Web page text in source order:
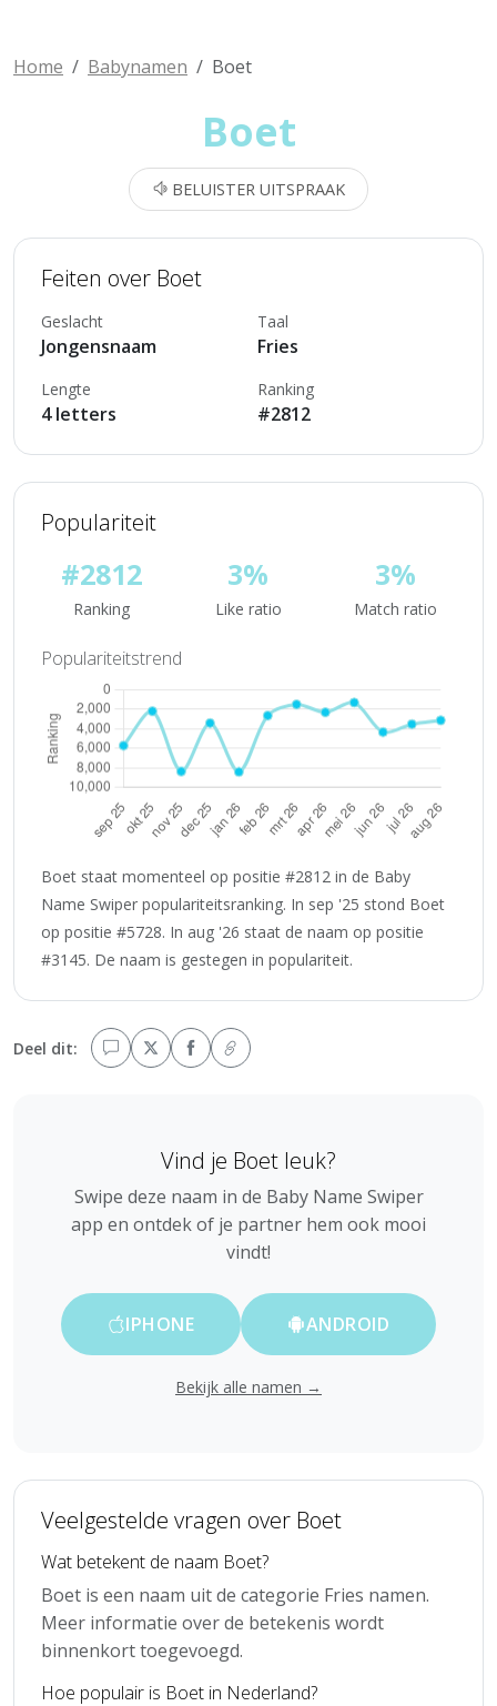
Home Babynamen Boet
Boet
BELUISTER UITSPRAAK
Feiten over Boet
Geslacht
Jongensnaam
Taal
Fries
Lengte
4 letters
Ranking
#2812
Populariteit
#2812
Ranking
3%
Like ratio
3%
Match ratio
Populariteitstrend
Boet staat momenteel op positie #2812 in de Baby
Name Swiper populariteitsranking. In sep '25 stond Boet
op positie #5728. In aug '26 staat de naam op positie
#3145. De naam is gestegen in populariteit.
Deel dit:
Vind je Boet leuk?
Swipe deze naam in de Baby Name Swiper
app en ontdek of je partner hem ook mooi
vindt!
IPHONE ANDROID
Bekijk alle namen →
Veelgestelde vragen over Boet
Wat betekent de naam Boet?
Boet is een naam uit de categorie Fries namen.
Meer informatie over de betekenis wordt
binnenkort toegevoegd.
Hoe populair is Boet in Nederland?